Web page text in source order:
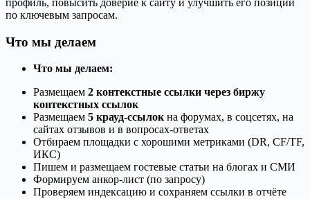
по ключевым запросам.
Что мы делаем
Что мы делаем:
Размещаем 2 контекстные ссылки через биржу
контекстных ссылок
Размещаем 5 крауд-ссылок на форумах, в соцсетях, на
сайтах отзывов и в вопросах-ответах
Отбираем площадки с хорошими метриками (DR, CF/TF,
ИКС)
Пишем и размещаем гостевые статьи на блогах и СМИ
Формируем анкор-лист (по запросу)
Проверяем индексацию и сохраняем ссылки в отчёте